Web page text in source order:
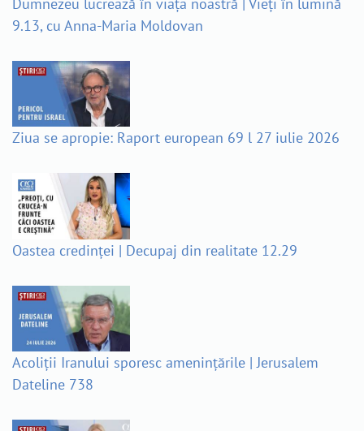
9.13, cu Anna-Maria Moldovan
Ziua se apropie: Raport european 69 l 27 iulie 2026
Oastea credinței | Decupaj din realitate 12.29
Acoliții Iranului sporesc amenințările | Jerusalem
Dateline 738